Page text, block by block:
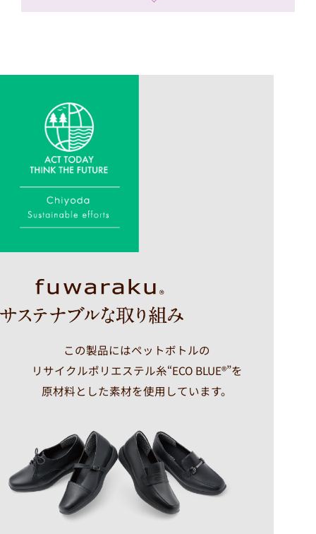
この製品にはペットボトルの
リサイクルポリエステル糸“ECO BLUE®”を
原材料とした素材を使用しています。